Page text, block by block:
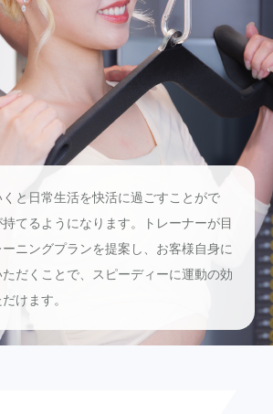
と日常生活を快活に過ごすことがで
てるようになります。トレーナーが目
ニングプランを提案し、お客様自身に
だくことで、スピーディーに運動の効
けます。